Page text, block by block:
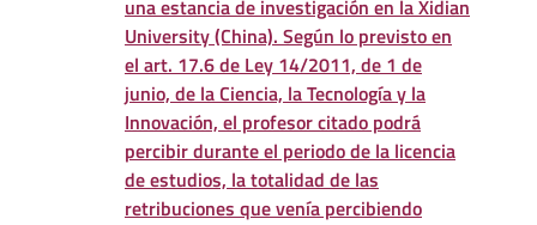
una estancia de investigación en la Xidian
University (China). Según lo previsto en
el art. 17.6 de Ley 14/2011, de 1 de
junio, de la Ciencia, la Tecnología y la
Innovación, el profesor citado podrá
percibir durante el periodo de la licencia
de estudios, la totalidad de las
retribuciones que venía percibiendo